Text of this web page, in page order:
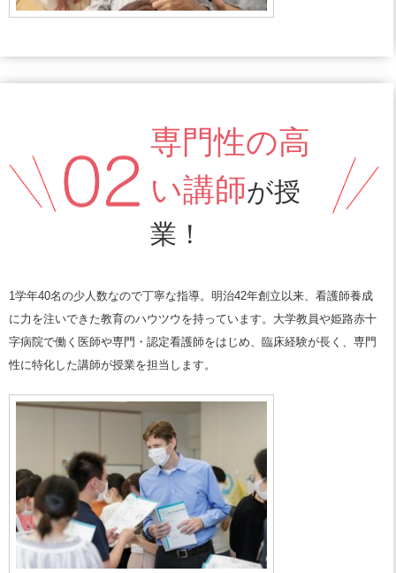
専門性の高
い講師が授
業！
1学年40名の少人数なので丁寧な指導。明治42年創立以来、看護師養成
に力を注いできた教育のハウツウを持っています。大学教員や姫路赤十
字病院で働く医師や専門・認定看護師をはじめ、臨床経験が長く、専門
性に特化した講師が授業を担当します。